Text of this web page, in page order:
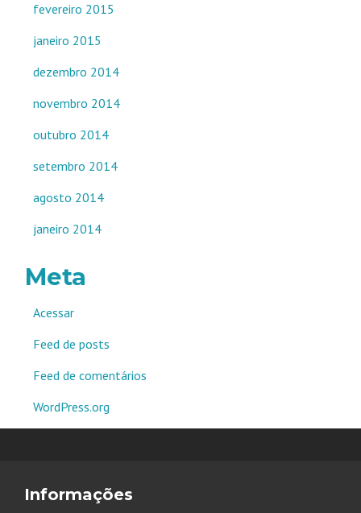
fevereiro 2015
janeiro 2015
dezembro 2014
novembro 2014
outubro 2014
setembro 2014
agosto 2014
janeiro 2014
Meta
Acessar
Feed de posts
Feed de comentários
WordPress.org
Informações